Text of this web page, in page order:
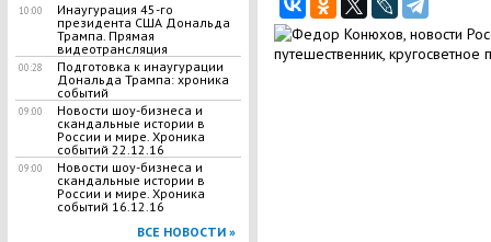
10:00
Инаугурация 45-го
президента США Дональда
Трампа. Прямая
видеотрансляция
00:28
Подготовка к инаугурации
Дональда Трампа: хроника
событий
09:00
Новости шоу-бизнеса и
скандальные истории в
России и мире. Хроника
событий 22.12.16
09:00
Новости шоу-бизнеса и
скандальные истории в
России и мире. Хроника
событий 16.12.16
ВСЕ НОВОСТИ »